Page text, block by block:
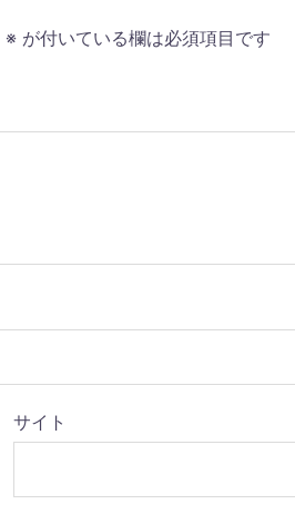
※ が付いている欄は必須項目です
サイト